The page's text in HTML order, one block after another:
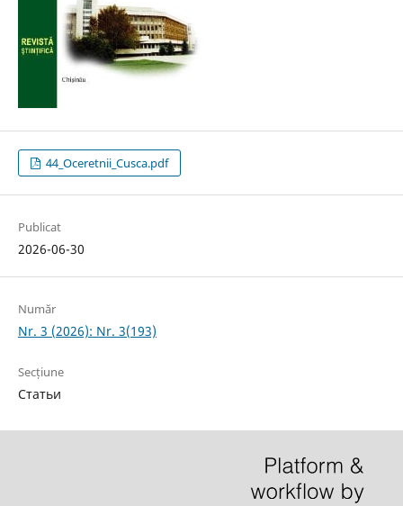
44_Oceretnii_Cusca.pdf
Publicat
2026-06-30
Număr
Nr. 3 (2026): Nr. 3(193)
Secțiune
Статьи